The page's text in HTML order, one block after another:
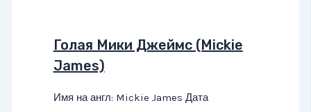
Голая Мики Джеймс (Mickie
James)
Имя на англ: Mickie James Дата